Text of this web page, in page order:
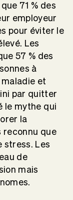
71 % des
employeur
pour éviter le
Les
57 % des
à
et
par quitter
le mythe qui
la
reconnu que
stress. Les
de
mais